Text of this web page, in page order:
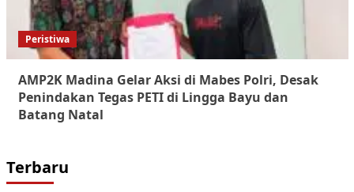
Peristiwa
AMP2K Madina Gelar Aksi di Mabes Polri, Desak
Penindakan Tegas PETI di Lingga Bayu dan
Batang Natal
Terbaru